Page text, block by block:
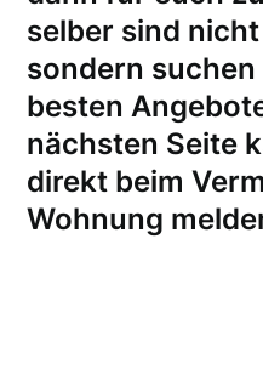
selber sind
sondern
besten
nächsten Seite
direkt beim
Wohnung